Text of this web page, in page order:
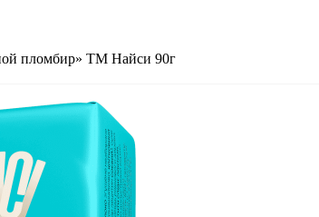
пломбир» ТМ Найси 90г